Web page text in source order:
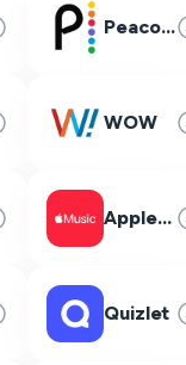
Peacock
WOW
Apple Music
Quizlet